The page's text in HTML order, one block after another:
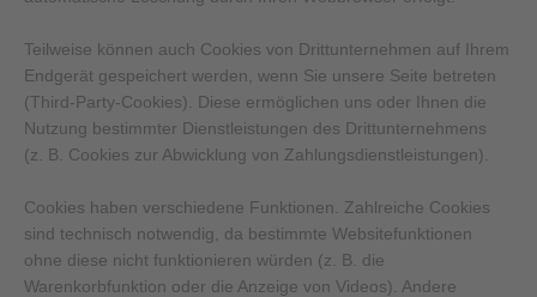
Teilweise können auch Cookies von Drittunternehmen auf Ihrem
Endgerät gespeichert werden, wenn Sie unsere Seite betreten
(Third-Party-Cookies). Diese ermöglichen uns oder Ihnen die
Nutzung bestimmter Dienstleistungen des Drittunternehmens
(z. B. Cookies zur Abwicklung von Zahlungsdienstleistungen).
Cookies haben verschiedene Funktionen. Zahlreiche Cookies
sind technisch notwendig, da bestimmte Websitefunktionen
ohne diese nicht funktionieren würden (z. B. die
Warenkorbfunktion oder die Anzeige von Videos). Andere